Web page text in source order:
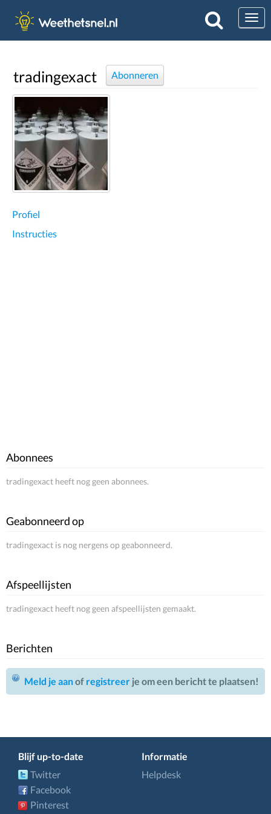
tradingexact Abonneren
Profiel
Instructies
Abonnees
tradingexact heeft nog geen abonnees.
Geabonneerd op
tradingexact is nog nergens op geabonneerd.
Afspeellijsten
tradingexact heeft nog geen afspeellijsten gemaakt.
Berichten
Meld je aanof registreer je om een bericht te plaatsen!
Blijf up-to-date
Twitter
Facebook
Pinterest
Informatie
Helpdesk